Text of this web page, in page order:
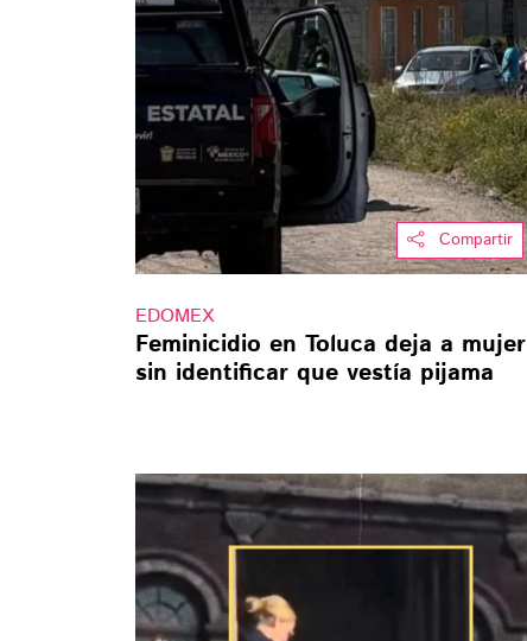
Compartir
EDOMEX
Feminicidio en Toluca deja a mujer
sin identificar que vestía pijama